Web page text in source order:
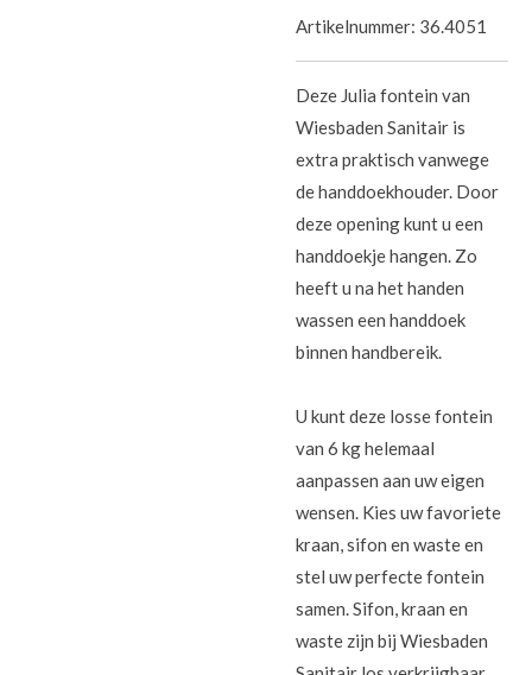
Artikelnummer: 36.4051
Deze Julia fontein van
Wiesbaden Sanitair is
extra praktisch vanwege
de handdoekhouder. Door
deze opening kunt u een
handdoekje hangen. Zo
heeft u na het handen
wassen een handdoek
binnen handbereik.
U kunt deze losse fontein
van 6 kg helemaal
aanpassen aan uw eigen
wensen. Kies uw favoriete
kraan, sifon en waste en
stel uw perfecte fontein
samen. Sifon, kraan en
waste zijn bij Wiesbaden